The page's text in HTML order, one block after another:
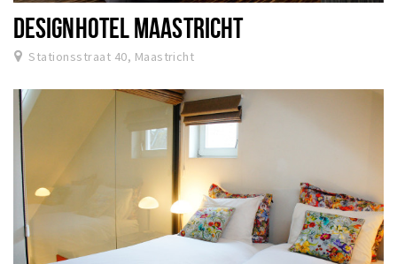
DESIGNHOTEL MAASTRICHT
Stationsstraat 40, Maastricht